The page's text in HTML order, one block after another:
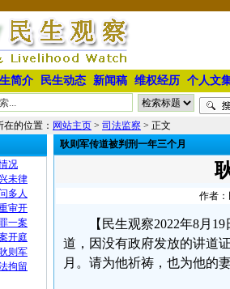
简介 民生动态 新闻稿 维权经历 个人文
的位置： 网站主页 > 司法监察 > 正文
况
未律
多人
审开
一案
开庭
则军
拘留
耿则军传道被判刑一年三个月
作者：
【民生观察2022年8月
道，因没有政府发放的讲道
月。请为他祈祷，也为他的